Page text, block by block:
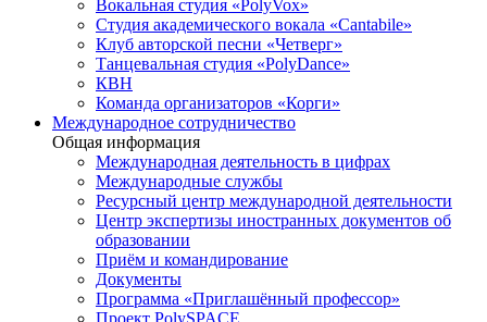
Вокальная студия «PolyVox»
Студия академического вокала «Cantabile»
Клуб авторской песни «Четверг»
Танцевальная студия «PolyDance»
КВН
Команда организаторов «Корги»
Международное сотрудничество
Общая информация
Международная деятельность в цифрах
Международные службы
Ресурсный центр международной деятельности
Центр экспертизы иностранных документов об
образовании
Приём и командирование
Документы
Программа «Приглашённый профессор»
Проект PolySPACE